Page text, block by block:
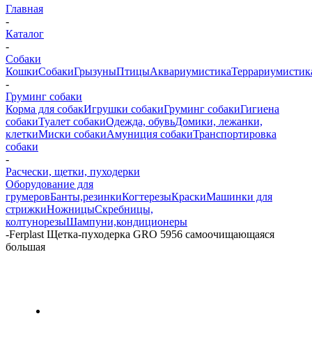
Главная
-
Каталог
-
Собаки
КошкиСобакиГрызуныПтицыАквариумистика
-
Груминг собаки
Корма для собакИгрушки собакиГруминг собакиГигиена
собакиТуалет собакиОдежда, обувьДомики, лежанки,
клеткиМиски собакиАмуниция собакиТранспортировка
собаки
-
Расчески, щетки, пуходерки
Оборудование для
грумеровБанты,резинкиКогтерезыКраскиМашинки для
стрижкиНожницыСкребницы,
колтунорезыШампуни,кондиционеры
-Ferplast Щетка-пуходерка GRO 5956 самоочищающаяся
большая